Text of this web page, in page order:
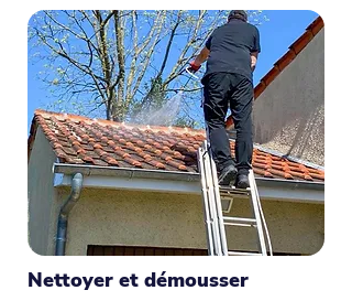
Nettoyer et démousser